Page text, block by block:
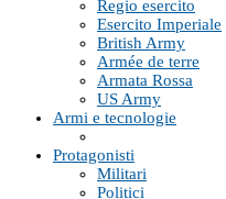
Regio esercito
Esercito Imperiale
British Army
Armée de terre
Armata Rossa
US Army
Armi e tecnologie
Protagonisti
Militari
Politici